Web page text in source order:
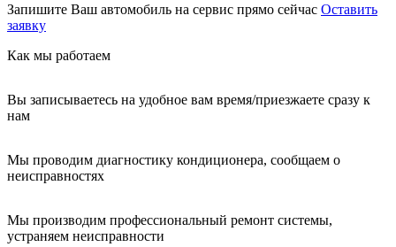
Запишите Ваш автомобиль на сервис прямо сейчас Оставить
заявку
Как мы работаем
Вы записываетесь на удобное вам время/приезжаете сразу к
нам
Мы проводим диагностику кондиционера, сообщаем о
неисправностях
Мы производим профессиональный ремонт системы,
устраняем неисправности